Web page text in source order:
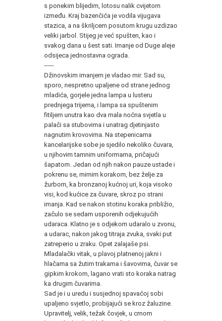
s ponekim blijedim, lotosu nalik cvijetom
između. Kraj bazenčića je vodila vijugava
stazica, a na škriljcem posutom krugu uzdizao
veliki jarbol. Stijeg je već spušten, kao i
svakog dana u šest sati. Imanje od Duge aleje
odsijeca jednostavna ograda.
-----
Džinovskim imanjem je vladao mir. Sad su,
sporo, nespretno upaljene od strane jednog
mladića, gorjele jedna lampa u lusteru
prednjega trijema, i lampa sa spuštenim
fitiljem unutra kao dva mala noćna svjetla u
palači sa stubovima i unatrag djetinjasto
nagnutim krovovima. Na stepenicama
kancelarijske sobe je sjedilo nekoliko čuvara,
u njihovim tamnim uniformama, pričajući
šapatom. Jedan od njih nakon pauze ustade i
pokrenu se, mirnim korakom, bez želje za
žurbom, ka bronzanoj kućnoj uri, koja visoko
visi, kod kućice za čuvare, skroz po strani
imanja. Kad se nakon stotinu koraka približio,
začulo se sedam usporenih odjekujućih
udaraca. Klatno je s odjekom udaralo u zvonu,
a udarac, nakon jakog titraja zvuka, svaki put
zatreperio u zraku. Opet zalajaše psi.
Mladalački vitak, u plavoj platnenoj jakni i
hlačama sa žutim trakama i šavovima, čuvar se
gipkim krokom, lagano vrati sto koraka natrag
ka drugim čuvarima.
Sad je i u uredu i susjednoj spavaćoj sobi
upaljeno svjetlo, probijajući se kroz žaluzine.
Upravitelj, velik, težak čovjek, u crnom